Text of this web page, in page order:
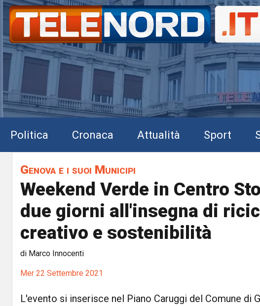
Politica Cronaca Attualità Sport
Genova e i suoi Municipi
Weekend Verde in Centro
due giorni all'insegna di
creativo e sostenibilità
di Marco Innocenti
Mer 22 Settembre 2021
L'evento si inserisce nel Piano Caruggi del Comune di